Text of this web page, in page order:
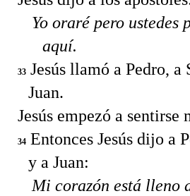
Yo oraré pero ustedes
aquí.
33 Jesús llamó a Pedro, a
Juan.
Jesús empezó a sentirse
34 Entonces Jesús dijo a
y a Juan:
Mi corazón está lleno